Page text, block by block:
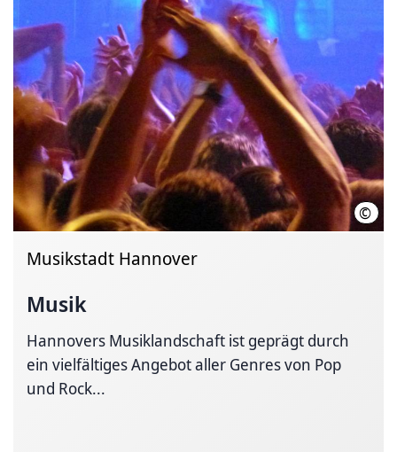
©
Musikstadt Hannover
Musik
Hannovers Musiklandschaft ist geprägt durch
ein vielfältiges Angebot aller Genres von Pop
und Rock...